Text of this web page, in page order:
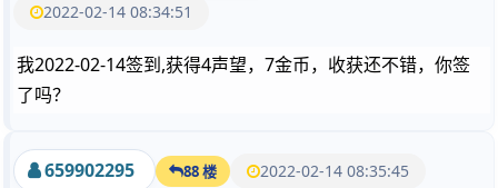
2022-02-14 08:34:51
我2022-02-14签到,获得4声望，7金币，收获还不错，你签
了吗？
659902295 88 楼 2022-02-14 08:35:45